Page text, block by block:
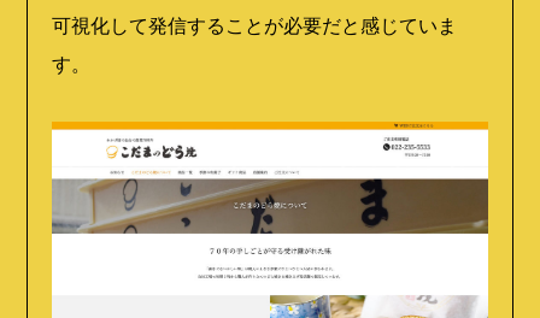
可視化して発信することが必要だと感じていま
す。